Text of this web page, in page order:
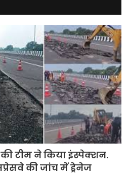
टीम ने किया इंस्पेक्शन.
की जांच में ड्रेनेज